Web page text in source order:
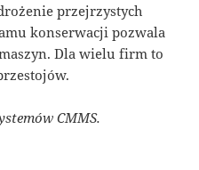
przejrzystych
konserwacji pozwala
Dla wielu firm to
CMMS.